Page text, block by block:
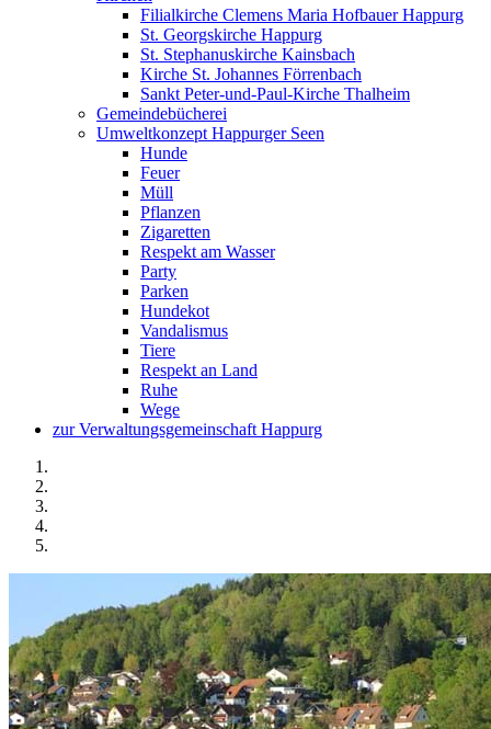
Filialkirche Clemens Maria Hofbauer Happurg
St. Georgskirche Happurg
St. Stephanuskirche Kainsbach
Kirche St. Johannes Förrenbach
Sankt Peter-und-Paul-Kirche Thalheim
Gemeindebücherei
Umweltkonzept Happurger Seen
Hunde
Feuer
Müll
Pflanzen
Zigaretten
Respekt am Wasser
Party
Parken
Hundekot
Vandalismus
Tiere
Respekt an Land
Ruhe
Wege
zur Verwaltungsgemeinschaft Happurg